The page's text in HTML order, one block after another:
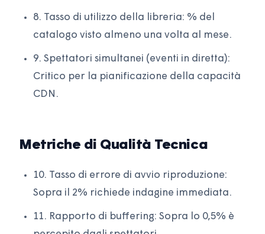
8. Tasso di utilizzo della libreria: % del
catalogo visto almeno una volta al mese.
9. Spettatori simultanei (eventi in diretta):
Critico per la pianificazione della capacità
CDN.
Metriche di Qualità Tecnica
10. Tasso di errore di avvio riproduzione:
Sopra il 2% richiede indagine immediata.
11. Rapporto di buffering: Sopra lo 0,5% è